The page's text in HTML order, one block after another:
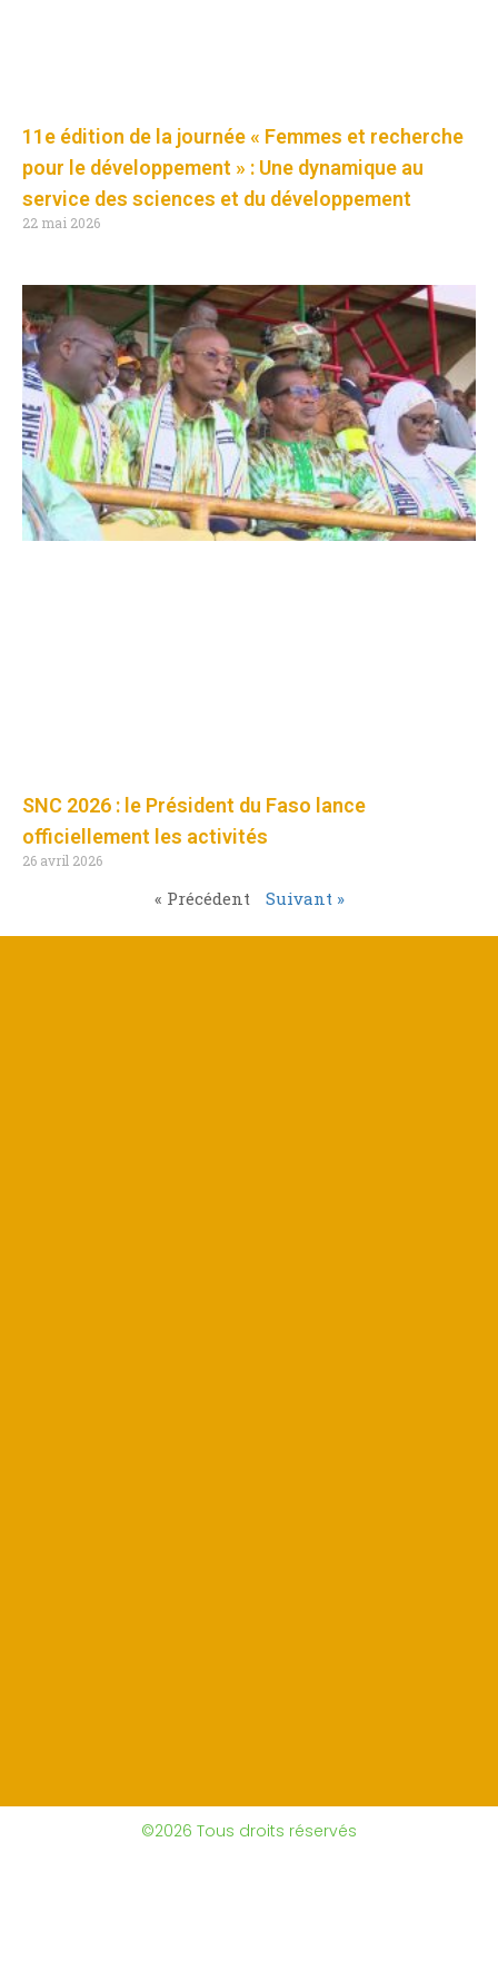
11e édition de la journée « Femmes et recherche
pour le développement » : Une dynamique au
service des sciences et du développement
22 mai 2026
SNC 2026 : le Président du Faso lance
officiellement les activités
26 avril 2026
« Précédent Suivant »
©2026 Tous droits réservés